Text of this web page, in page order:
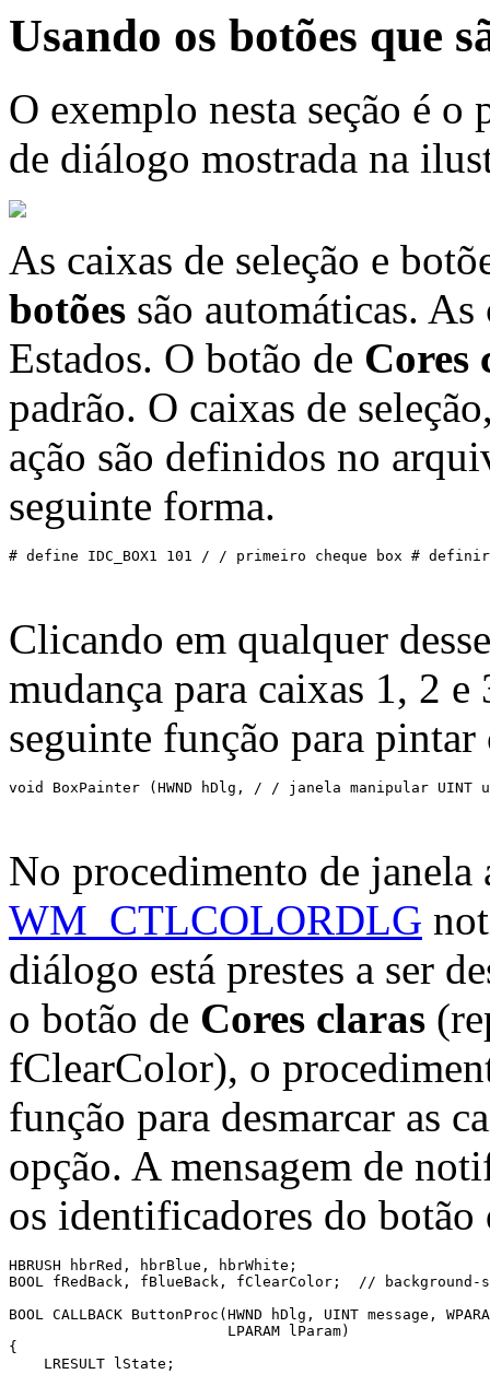
Usando os botões que
O exemplo nesta seção é
de diálogo mostrada na
As caixas de seleção e
botões são automáticas. As
Estados. O botão de Cores
padrão. O caixas de
ação são definidos no
seguinte forma.
# define IDC_BOX1 101 / / primeiro cheque box # definir
Clicando em qualquer
mudança para caixas 1, 2
seguinte função para pintar
void BoxPainter (HWND hDlg, / / janela manipular
No procedimento de janela
WM_CTLCOLORDLG
diálogo está prestes a ser
o botão de Cores claras
fClearColor), o
função para desmarcar as
opção. A mensagem de
os identificadores do
HBRUSH hbrRed, hbrBlue, hbrWhite;
BOOL fRedBack, fBlueBack, fClearColor;  //
BOOL CALLBACK ButtonProc(HWND hDlg, UINT message,
                         LPARAM lParam)
{
    LRESULT lState;